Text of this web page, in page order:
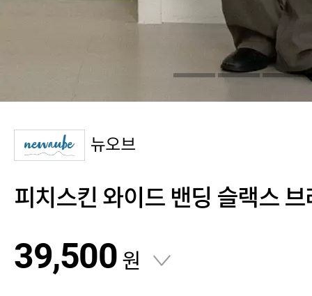
뉴오브
피치스킨 와이드 밴딩 슬랙스 브
39,500 원